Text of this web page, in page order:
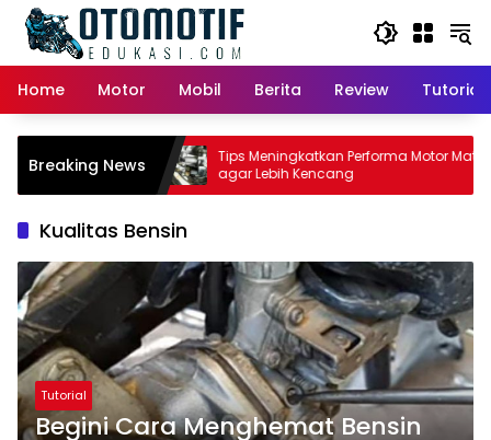
content
Home
Motor Mobil Berita Review Tutorial
Breaking News
Matic:
Pemilik
Tips Meningkatkan Performa Motor Matic
agar Lebih Kencang
Kualitas Bensin
Tutorial
Begini Cara Menghemat Bensin